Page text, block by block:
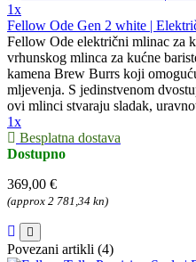
1x
Fellow Ode Gen 2 white |
Fellow Ode električni mlinac za
vrhunskog mlinca za kućne
kamena Brew Burrs koji
mljevenja. S jedinstvenom
ovi mlinci stvaraju sladak,
1x
Besplatna dostava
Dostupno
369,00 €
(approx 2 781,34 kn)
Povezani artikli (4)